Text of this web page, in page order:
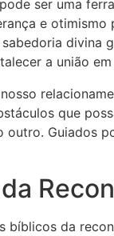
ser uma
e
a união
que
outro. Guiados
bíblicos da